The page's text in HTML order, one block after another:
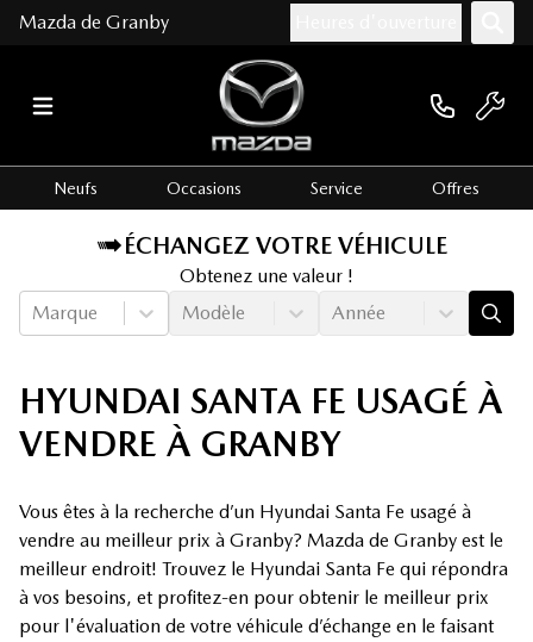
Mazda de Granby
Neufs Occasions Service Offres
ÉCHANGEZ VOTRE VÉHICULE
Obtenez une valeur !
Marque
Modèle Année
HYUNDAI SANTA FE USAGÉ À
VENDRE À GRANBY
Vous êtes à la recherche d’un Hyundai Santa Fe usagé à
vendre au meilleur prix à Granby? Mazda de Granby est le
meilleur endroit! Trouvez le Hyundai Santa Fe qui répondra
à vos besoins, et profitez-en pour obtenir le meilleur prix
pour l'évaluation de votre véhicule d’échange en le faisant